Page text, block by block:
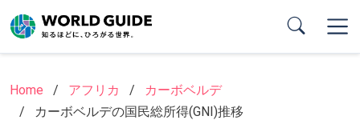
to
main
Home
アフリカ
カーボベルデ
カーボベルデの国民総所得(GNI)推移